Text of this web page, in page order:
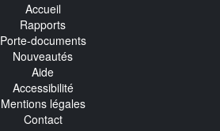
Accueil
Rapports
Porte-documents
Nouveautés
Aide
Accessibilité
Mentions légales
Contact